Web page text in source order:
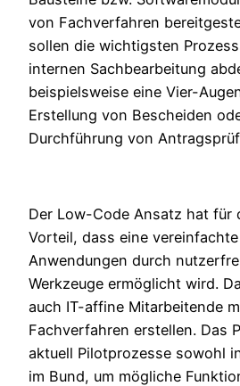
von Fachverfahren
sollen die wichtigsten
internen Sachbearbeitung
beispielsweise eine Vier-
Erstellung von Bescheiden
Durchführung von
Der Low-Code Ansatz hat für
Vorteil, dass eine
Anwendungen durch
Werkzeuge ermöglicht wird.
auch IT-affine Mitarbeitende
Fachverfahren erstellen. Das
aktuell Pilotprozesse sowohl
im Bund, um mögliche